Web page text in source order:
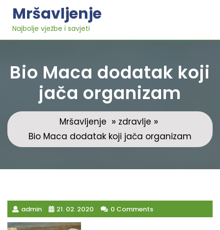
content
Mršavljenje
Najbolje vježbe i savjeti
Bio Maca dodatak koji
jača organizam
Mršavljenje » zdravlje »
Bio Maca dodatak koji jača organizam
admin 21. 02. 2020 0 Comments